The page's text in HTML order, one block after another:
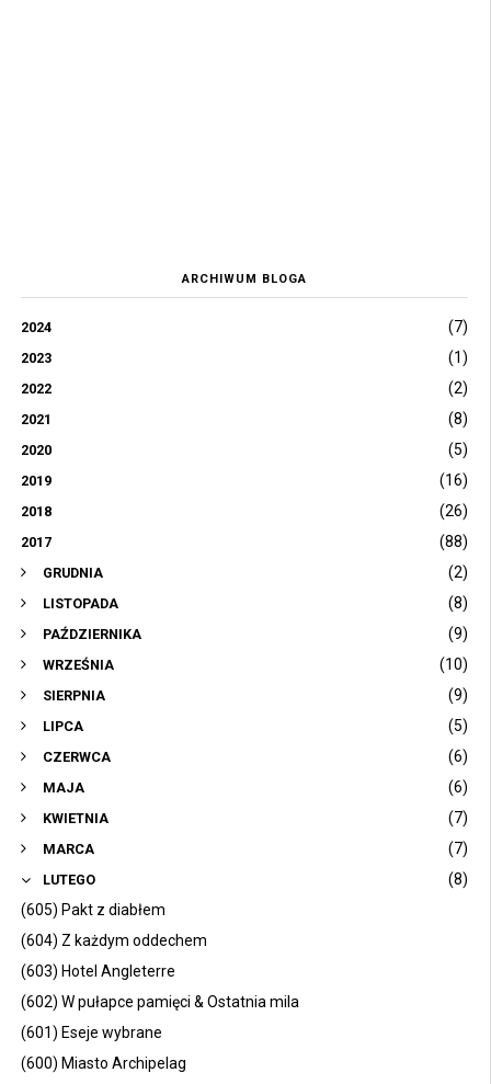
ARCHIWUM BLOGA
2024 (7)
2023 (1)
2022 (2)
2021 (8)
2020 (5)
2019 (16)
2018 (26)
2017 (88)
GRUDNIA (2)
LISTOPADA (8)
PAŹDZIERNIKA (9)
WRZEŚNIA (10)
SIERPNIA (9)
LIPCA (5)
CZERWCA (6)
MAJA (6)
KWIETNIA (7)
MARCA (7)
LUTEGO
(8)
(605) Pakt z diabłem
(604) Z każdym oddechem
(603) Hotel Angleterre
(602) W pułapce pamięci & Ostatnia mila
(601) Eseje wybrane
(600) Miasto Archipelag